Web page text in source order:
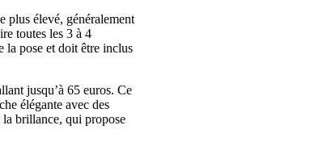
plus élevé, généralement
toutes les 3 à 4
la pose et doit être inclus
jusqu’à 65 euros. Ce
élégante avec des
la brillance, qui propose